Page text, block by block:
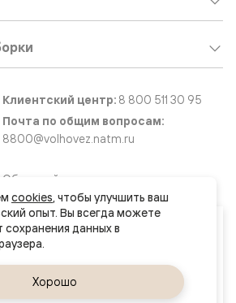
Ваш город
Клиентский центр: 8 800 511 30 95
Почта по общим вопросам:
8800@volhovez.natm.ru
Обратный звонок
офертой
cookies, чтобы улучшить ваш
опыт. Вы всегда можете
сохранения данных в
Хорошо